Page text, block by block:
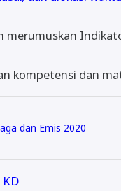
kompetensi dan
dan Emis 2020